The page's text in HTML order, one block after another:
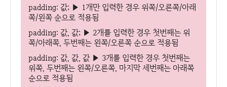
padding: 값; ▶ 1개만 입력한 경우 위쪽/오른쪽/아래
쪽/왼쪽 순으로 적용됨
padding: 값, 값; ▶ 2개를 입력한 경우 첫번째는 위
쪽/아래쪽, 두번째는 왼쪽/오른쪽 순으로 적용됨
padding: 값, 값, 값 ▶ 3개를 입력한 경우 첫번째는
위쪽, 두번째는 왼쪽/오른쪽, 마지막 세번째는 아래쪽
순으로 적용됨